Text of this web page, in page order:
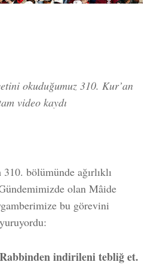
okuduğumuz 310. Kur’an
video kaydı
bölümünde ağırlıklı
olan Mâide
bu görevini
indirileni tebliğ et.